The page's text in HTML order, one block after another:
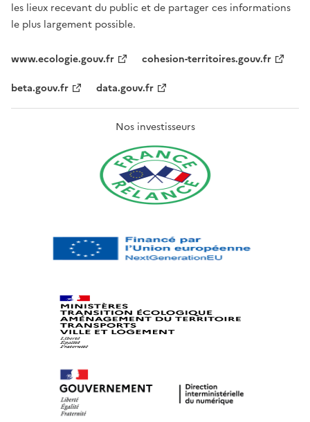
les lieux recevant du public et de partager ces informations
le plus largement possible.
www.ecologie.gouv.fr
cohesion-territoires.gouv.fr
beta.gouv.fr
data.gouv.fr
Nos investisseurs